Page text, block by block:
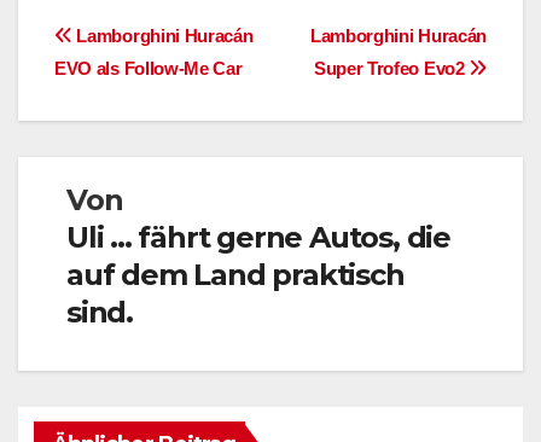
BeitragsnavigationLamborghini Huracán
Super Trofeo Evo2
Lamborghini Huracán
EVO als Follow-Me Car
Von
Uli ... fährt gerne Autos, die
auf dem Land praktisch
sind.